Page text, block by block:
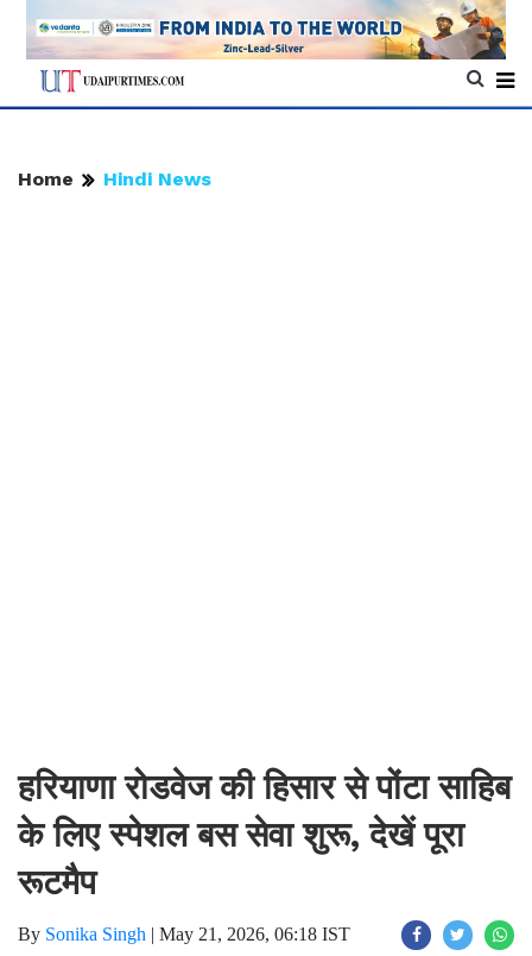
Home Hindi News
हरियाणा रोडवेज की हिसार से पोंटा साहिब
के लिए स्पेशल बस सेवा शुरू, देखें पूरा
रूटमैप
By Sonika Singh | May 21, 2026, 06:18 IST